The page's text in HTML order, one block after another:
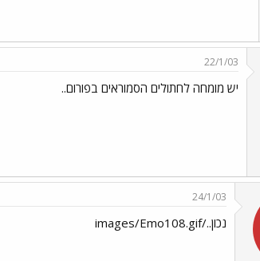
22/1/03
יש מומחה לחתולים הסמוראים בפורום..
24/1/03
נכון../images/Emo108.gif